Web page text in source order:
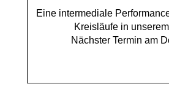
Eine intermediale
Kreisläufe in
Nächster Termin am